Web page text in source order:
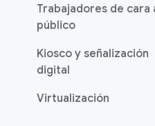
Trabajadores de cara
público
Kiosco y señalización
digital
Virtualización